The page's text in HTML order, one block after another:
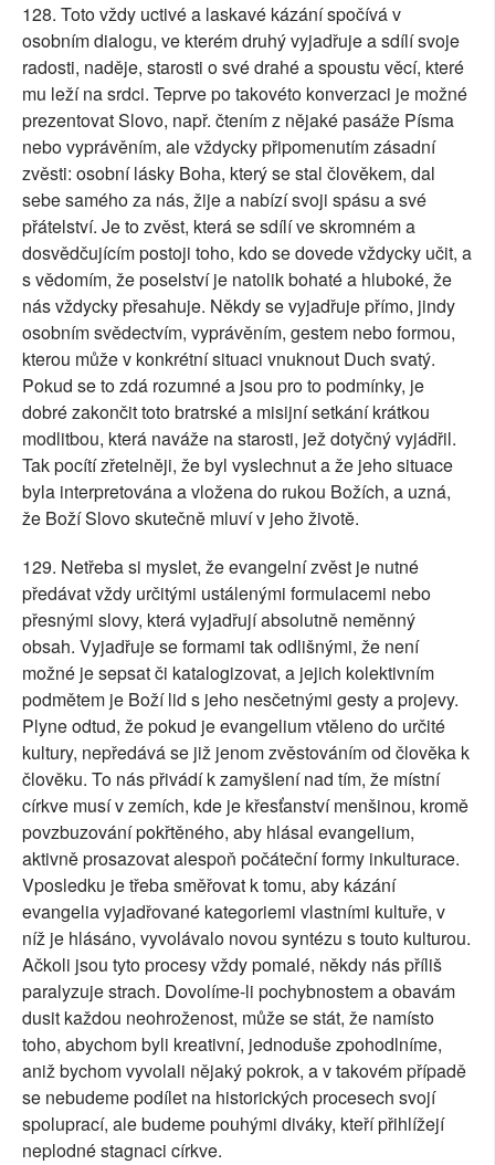
128. Toto vždy uctivé a laskavé kázání spočívá v
osobním dialogu, ve kterém druhý vyjadřuje a sdílí svoje
radosti, naděje, starosti o své drahé a spoustu věcí, které
mu leží na srdci. Teprve po takovéto konverzaci je možné
prezentovat Slovo, např. čtením z nějaké pasáže Písma
nebo vyprávěním, ale vždycky připomenutím zásadní
zvěsti: osobní lásky Boha, který se stal člověkem, dal
sebe samého za nás, žije a nabízí svoji spásu a své
přátelství. Je to zvěst, která se sdílí ve skromném a
dosvědčujícím postoji toho, kdo se dovede vždycky učit, a
s vědomím, že poselství je natolik bohaté a hluboké, že
nás vždycky přesahuje. Někdy se vyjadřuje přímo, jindy
osobním svědectvím, vyprávěním, gestem nebo formou,
kterou může v konkrétní situaci vnuknout Duch svatý.
Pokud se to zdá rozumné a jsou pro to podmínky, je
dobré zakončit toto bratrské a misijní setkání krátkou
modlitbou, která naváže na starosti, jež dotyčný vyjádřil.
Tak pocítí zřetelněji, že byl vyslechnut a že jeho situace
byla interpretována a vložena do rukou Božích, a uzná,
že Boží Slovo skutečně mluví v jeho životě.
129. Netřeba si myslet, že evangelní zvěst je nutné
předávat vždy určitými ustálenými formulacemi nebo
přesnými slovy, která vyjadřují absolutně neměnný
obsah. Vyjadřuje se formami tak odlišnými, že není
možné je sepsat či katalogizovat, a jejich kolektivním
podmětem je Boží lid s jeho nesčetnými gesty a projevy.
Plyne odtud, že pokud je evangelium vtěleno do určité
kultury, nepředává se již jenom zvěstováním od člověka k
člověku. To nás přivádí k zamyšlení nad tím, že místní
církve musí v zemích, kde je křesťanství menšinou, kromě
povzbuzování pokřtěného, aby hlásal evangelium,
aktivně prosazovat alespoň počáteční formy inkulturace.
Vposledku je třeba směřovat k tomu, aby kázání
evangelia vyjadřované kategoriemi vlastními kultuře, v
níž je hlásáno, vyvolávalo novou syntézu s touto kulturou.
Ačkoli jsou tyto procesy vždy pomalé, někdy nás příliš
paralyzuje strach. Dovolíme-li pochybnostem a obavám
dusit každou neohroženost, může se stát, že namísto
toho, abychom byli kreativní, jednoduše zpohodlníme,
aniž bychom vyvolali nějaký pokrok, a v takovém případě
se nebudeme podílet na historických procesech svojí
spoluprací, ale budeme pouhými diváky, kteří přihlížejí
neplodné stagnaci církve.